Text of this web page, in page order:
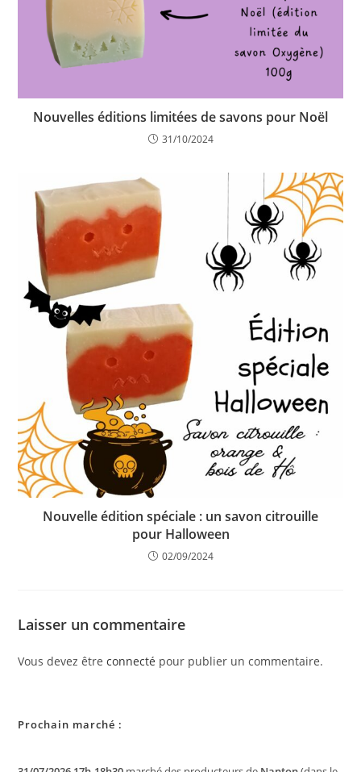
Nouvelles éditions limitées de savons pour Noël
31/10/2024
Nouvelle édition spéciale : un savon citrouille
pour Halloween
02/09/2024
Laisser un commentaire
Vous devez êtreconnecté pour publier un commentaire.
Prochain marché :